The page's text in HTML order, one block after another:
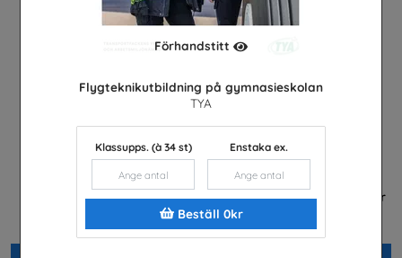
Förhandstitt
Flygteknikutbildning på gymnasieskolan
TYA
Klassupps. (à 34 st) Enstaka ex.
Beställ 0kr
Fordonstekniker
Volkswagen Group Sverige
Betald praktik som ingenjör
Tekniksprånget